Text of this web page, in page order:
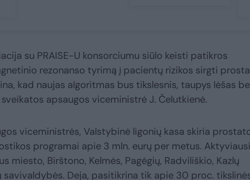
su PRAISE-U konsorciumu siūlo keisti patikros
rezonanso tyrimą į pacientų rizikos sirgti
kad naujas algoritmas bus tikslesnis, taupys lėšas
apsaugos viceministrė J. Čelutkienė.
viceministrės, Valstybinė ligonių kasa skiria
programai apie 3 mln. eurų per metus.
miesto, Birštono, Kelmės, Pagėgių, Radviliškio, Kazlų
savivaldybės. Deja, pasitikrina tik apie 30 proc.